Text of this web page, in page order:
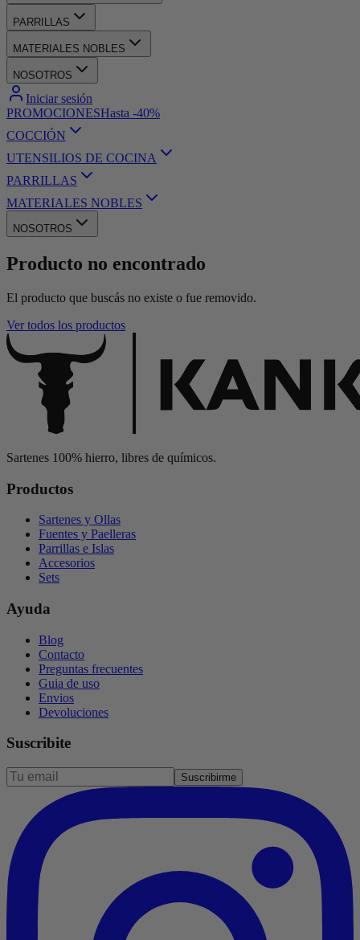
PARRILLAS
MATERIALES NOBLES
NOSOTROS
Iniciar sesión
PROMOCIONESHasta -40%
COCCIÓN
UTENSILIOS DE COCINA
PARRILLAS
MATERIALES NOBLES
NOSOTROS
Producto no encontrado
El producto que buscás no existe o fue removido.
Ver todos los productos
Sartenes 100% hierro, libres de químicos.
Productos
Sartenes y Ollas
Fuentes y Paelleras
Parrillas e Islas
Accesorios
Sets
Ayuda
Blog
Contacto
Preguntas frecuentes
Guia de uso
Envios
Devoluciones
Suscribite
Suscribirme